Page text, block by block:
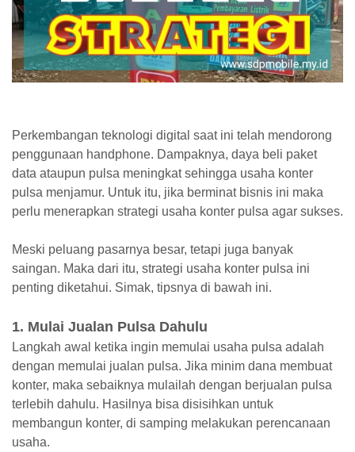
Perkembangan teknologi digital saat ini telah mendorong
penggunaan handphone. Dampaknya, daya beli paket
data ataupun pulsa meningkat sehingga usaha konter
pulsa menjamur. Untuk itu, jika berminat bisnis ini maka
perlu menerapkan strategi usaha konter pulsa agar sukses.
Meski peluang pasarnya besar, tetapi juga banyak
saingan. Maka dari itu, strategi usaha konter pulsa ini
penting diketahui. Simak, tipsnya di bawah ini.
1. Mulai Jualan Pulsa Dahulu
Langkah awal ketika ingin memulai usaha pulsa adalah
dengan memulai jualan pulsa. Jika minim dana membuat
konter, maka sebaiknya mulailah dengan berjualan pulsa
terlebih dahulu. Hasilnya bisa disisihkan untuk
membangun konter, di samping melakukan perencanaan
usaha.